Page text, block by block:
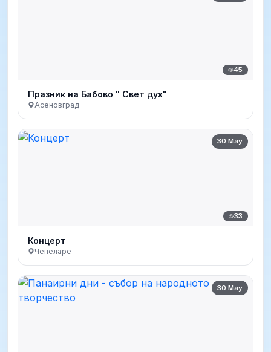
45
Празник на Бабово " Свет дух"
Асеновград
30 May
33
Концерт
Чепеларе
30 May